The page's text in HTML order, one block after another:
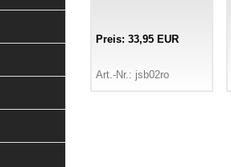
Preis: 33,95 EUR
Art.-Nr.: jsb02ro